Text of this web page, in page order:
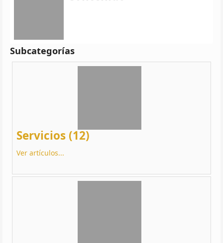
Subcategorías
Servicios (12)
Ver artículos...